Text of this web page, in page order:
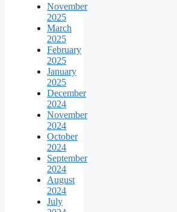
November
2025
March
2025
February
2025
January
2025
December
2024
November
2024
October
2024
September
2024
August
2024
July